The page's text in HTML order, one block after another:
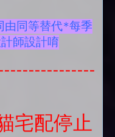
由同等替代*每季
師設計唷
宅配停止